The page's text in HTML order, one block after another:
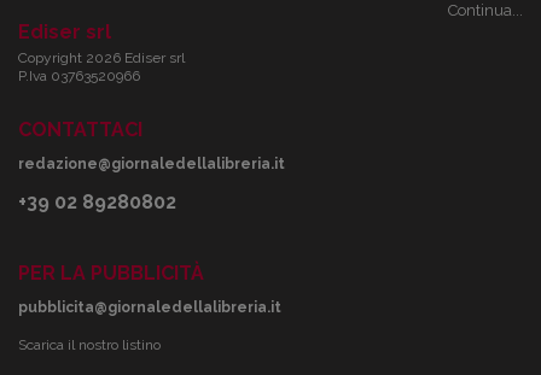
Continua...
Ediser srl
Copyright 2026 Ediser srl
P.Iva 03763520966
CONTATTACI
redazione@giornaledellalibreria.it
+39 02 89280802
PER LA PUBBLICITÀ
pubblicita@giornaledellalibreria.it
Scarica il nostro listino